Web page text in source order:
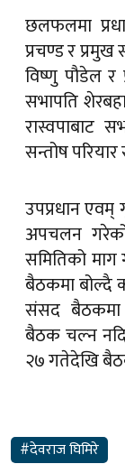
छलफलमा
प्रचण्ड र
विष्णु पौडेल
सभापति
रास्वपाबाट
सन्तोष
उपप्रधान एवम्
अपचलन
समितिको
बैठकमा बोल्दै
संसद बैठकमा
बैठक चल्न
२७ गतेदेखि
#देवराज घिमिरे